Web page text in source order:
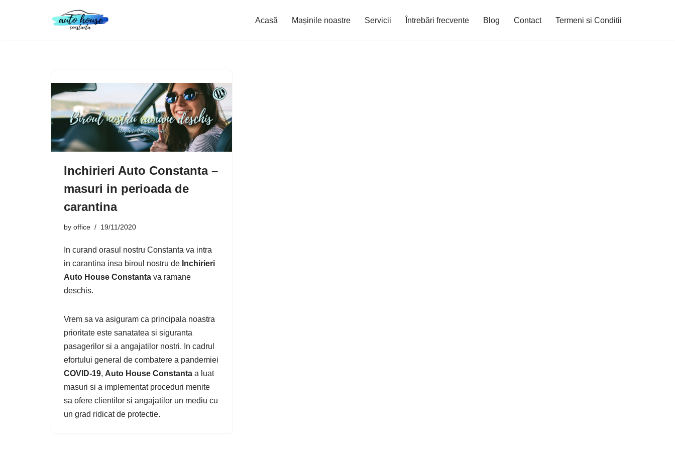
Acasă Mașinile noastre Servicii Întrebări frecvente Blog Contact Termeni si Conditii
Inchirieri Auto Constanta –
masuri in perioada de
carantina
by office 19/11/2020
In curand orasul nostru Constanta va intra
in carantina insa biroul nostru de Inchirieri
Auto House Constanta va ramane
deschis.
Vrem sa va asiguram ca principala noastra
prioritate este sanatatea si siguranta
pasagerilor si a angajatilor nostri. In cadrul
efortului general de combatere a pandemiei
COVID-19, Auto House Constanta a luat
masuri si a implementat proceduri menite
sa ofere clientilor si angajatilor un mediu cu
un grad ridicat de protectie.